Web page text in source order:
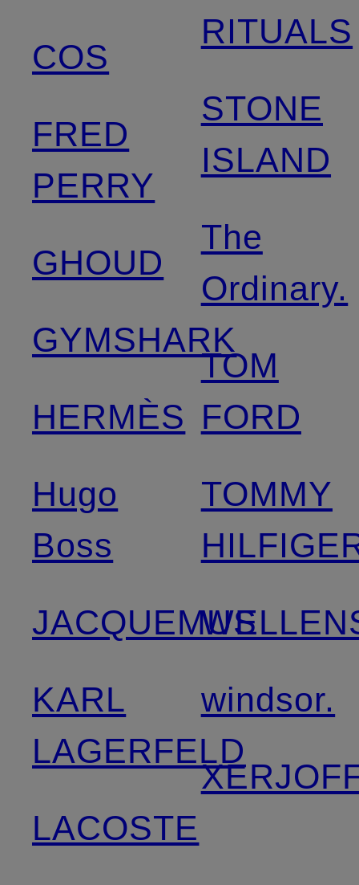
COS
FRED
PERRY
GHOUD
GYMSHARK
HERMÈS
Hugo
Boss
JACQUEMUS
KARL
LAGERFELD
LACOSTE
RITUALS
STONE
ISLAND
The
Ordinary.
TOM
FORD
TOMMY
windsor.